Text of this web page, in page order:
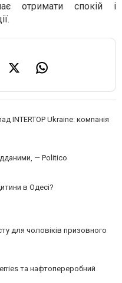
отримати спокій і
INTERTOP Ukraine: компанія
— Politico
в Одесі?
для чоловіків призовного
та нафтопереробний